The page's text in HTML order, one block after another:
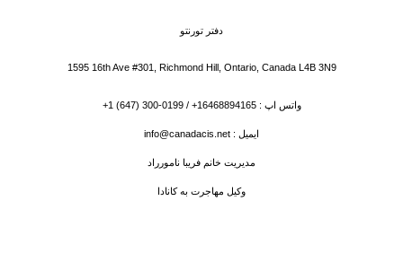
دفتر تورنتو
1595 16th Ave #301, Richmond Hill, Ontario, Canada L4B 3N9
واتس اپ : 16468894165+ / 0199-300 (647) 1+
ایمیل : info@canadacis.net
مدیریت خانم فریبا نامورراد
وکیل مهاجرت به کانادا